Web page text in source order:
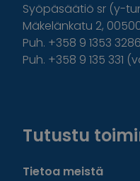
Syöpäsäätiö sr (y-
Mäkelänkatu 2,
Puh. +358 9 1353
Puh. +358 9 135 331
Tutustu
Tietoa meistä